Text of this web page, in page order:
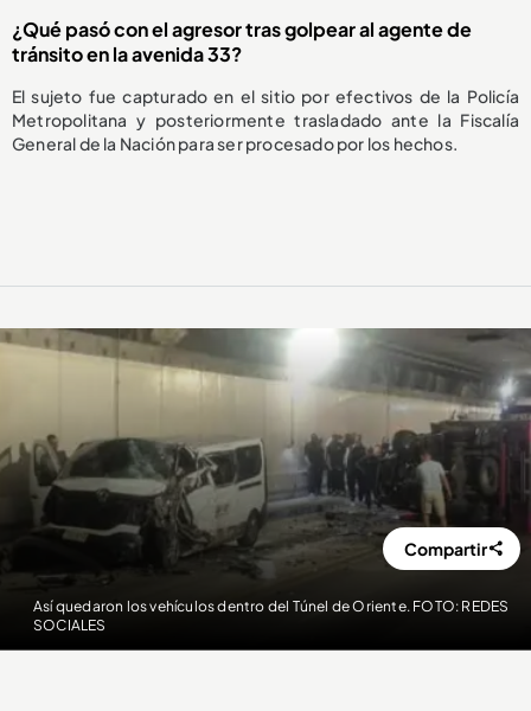
¿Qué pasó con el agresor tras golpear al agente de
tránsito en la avenida 33?
El sujeto fue capturado en el sitio por efectivos de la Policía
Metropolitana y posteriormente trasladado ante la Fiscalía
General de la Nación para ser procesado por los hechos.
Así quedaron los vehículos dentro del Túnel de Oriente. FOTO: REDES
SOCIALES
Compartir